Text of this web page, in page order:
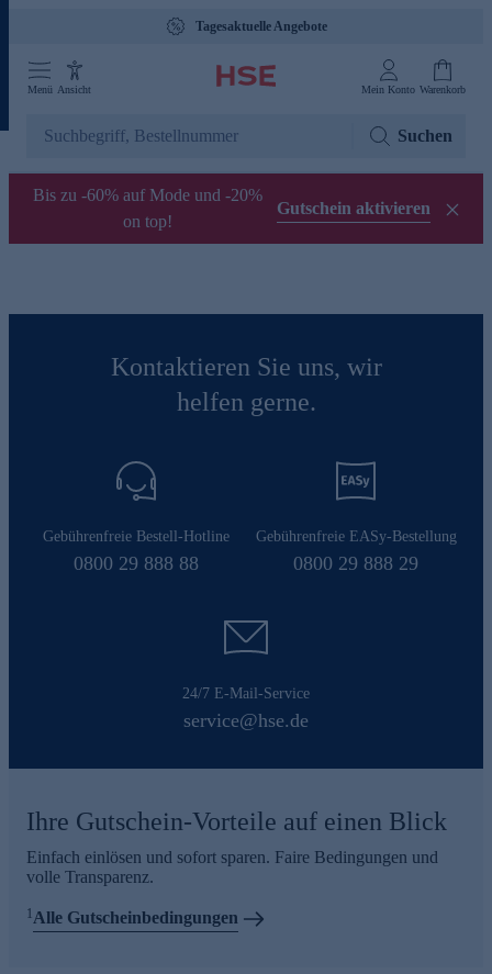
Tagesaktuelle Angebote
Menü Ansicht Mein Konto Warenkorb
Suchen
Bis zu -60% auf Mode und -20%
on top!
Gutschein aktivieren
Kontaktieren Sie uns, wir
helfen gerne.
Gebührenfreie Bestell-Hotline
0800 29 888 88
Gebührenfreie EASy-Bestellung
0800 29 888 29
24/7 E-Mail-Service
service@hse.de
Ihre Gutschein-Vorteile auf einen Blick
Einfach einlösen und sofort sparen. Faire Bedingungen und
volle Transparenz.
1Alle Gutscheinbedingungen